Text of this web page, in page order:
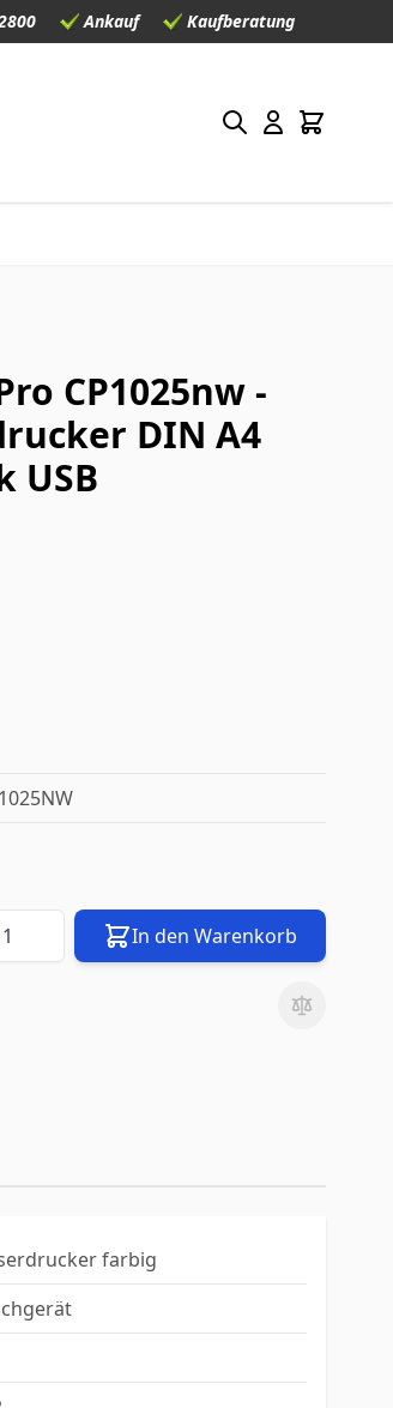
Ankauf Kaufberatung
CP1025nw -
DIN A4
USB
In den Warenkorb
farbig